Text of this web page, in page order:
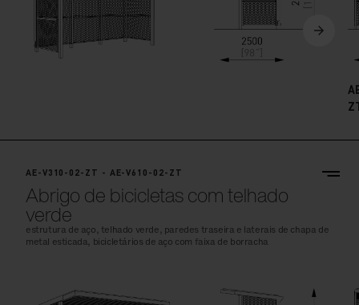
AE-V310-02-ZT - AE-V610-02-ZT
Abrigo de bicicletas com telhado
verde
estrutura de aço, telhado verde, paredes traseira e laterais de chapa de
metal esticada, bicicletários de aço com faixa de borracha